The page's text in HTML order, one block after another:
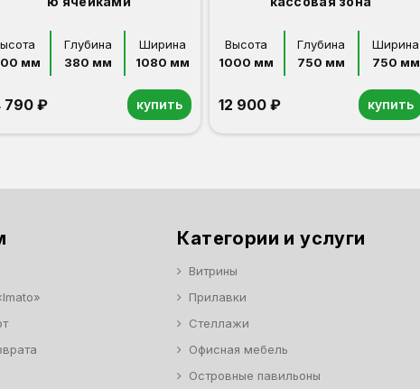
мм
Глубина
380 мм
Ширина
1080 мм
790 ₽ купить
Высота
1000 мм
Глубина
750 мм
Ширина
750 мм
12 900 ₽ купить
Категории и услуги
Витрины
Прилавки
Стеллажи
Офисная мебель
Островные павильоны